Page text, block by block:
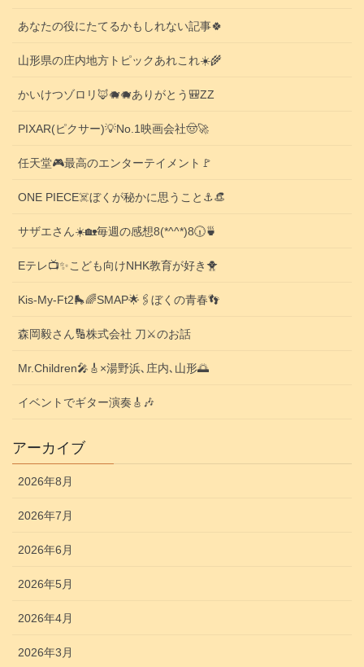
あなたの役にたてるかもしれない記事🍀
山形県の庄内地方トピックあれこれ☀️🌾
かいけつゾロリ🦊🐗🐗ありがとう🎒ZZ
PIXAR(ピクサー)💡No.1映画会社🤠🚀
任天堂🎮️最高のエンターテイメント🚩
ONE PIECE☠️ぼくが秘かに思うこと⚓️👒
サザエさん☀️🏡毎週の感想8(*^^*)8🕡️🍵
Eテレ📺️✨こども向けNHK教育が好き🐥
Kis-My-Ft2🛼🌈SMAP🌟🖇️ぼくの青春👣
森岡毅さん🔢株式会社 刀⚔️のお話
Mr.Children🎤🎸×湯野浜､庄内､山形🌅
イベントでギター演奏🎸🎶
アーカイブ
2026年8月
2026年7月
2026年6月
2026年5月
2026年4月
2026年3月